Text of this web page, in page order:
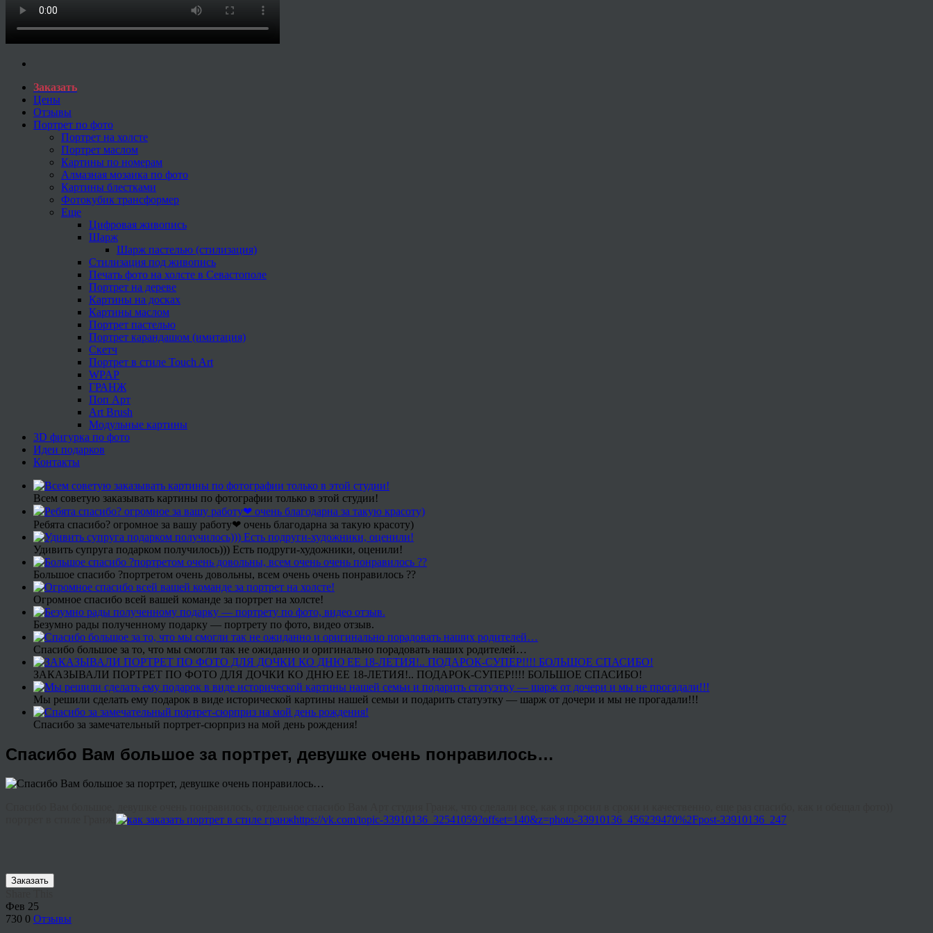
Заказать
Цены
Отзывы
Портрет по фото
Портрет на холсте
Портрет маслом
Картины по номерам
Алмазная мозаика по фото
Картины блестками
Фотокубик трансформер
Еще
Цифровая живопись
Шарж
Шарж пастелью (стилизация)
Стилизация под живопись
Печать фото на холсте в Севастополе
Портрет на дереве
Картины на досках
Картины маслом
Портрет пастелью
Портрет карандашом (имитация)
Скетч
Портрет в стиле Touch Art
WPAP
ГРАНЖ
Поп Арт
Art Brush
Модульные картины
3D фигурка по фото
Идеи подарков
Контакты
Всем советую заказывать картины по фотографии только в этой студии!
Ребята спасибо? огромное за вашу работу❤ очень благодарна за такую красоту)
Удивить супруга подарком получилось))) Есть подруги-художники, оценили!
Большое спасибо ?портретом очень довольны, всем очень очень понравилось ??
Огромное спасибо всей вашей команде за портрет на холсте!
Безумно рады полученному подарку — портрету по фото, видео отзыв.
Спасибо большое за то, что мы смогли так не ожиданно и оригинально порадовать наших родителей…
ЗАКАЗЫВАЛИ ПОРТРЕТ ПО ФОТО ДЛЯ ДОЧКИ КО ДНЮ ЕЕ 18-ЛЕТИЯ!.. ПОДАРОК-СУПЕР!!!! БОЛЬШОЕ СПАСИБО!
Мы решили сделать ему подарок в виде исторической картины нашей семьи и подарить статуэтку — шарж от дочери и мы не прогадали!!!
Спасибо за замечательный портрет-сюрприз на мой день рождения!
Спасибо Вам большое за портрет, девушке очень понравилось…
https://vk.com/topic-33910136_32541059?offset=140&z=photo-33910136_456239470%2Fpost-33910136_247
Заказать
Фев 25
730 0 Отзывы